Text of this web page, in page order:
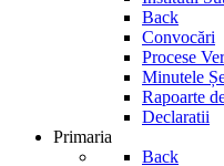
Back
Convocări
Procese
Minutele
Rapoarte
Declaratii
Primaria
Back